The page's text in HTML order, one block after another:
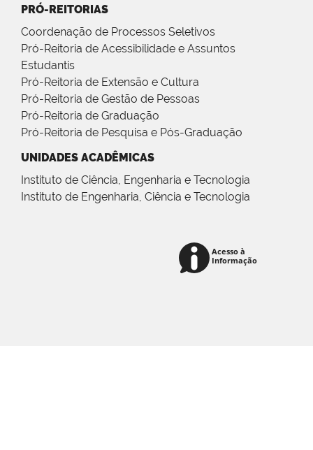
PRÓ-REITORIAS
Coordenação de Processos Seletivos
Pró-Reitoria de Acessibilidade e Assuntos
Estudantis
Pró-Reitoria de Extensão e Cultura
Pró-Reitoria de Gestão de Pessoas
Pró-Reitoria de Graduação
Pró-Reitoria de Pesquisa e Pós-Graduação
UNIDADES ACADÊMICAS
Instituto de Ciência, Engenharia e Tecnologia
Instituto de Engenharia, Ciência e Tecnologia